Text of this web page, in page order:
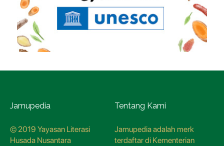
Jamupedia
© 2019 Yayasan Literasi
Husada Nusantara
Tentang Kami
Jamupedia adalah merk
terdaftar di Kementerian